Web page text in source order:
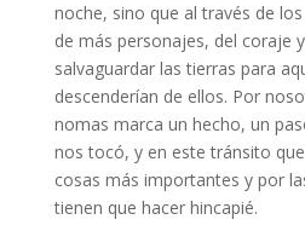
noche, sino que al través de
de más personajes, del coraje
salvaguardar las tierras para
descenderían de ellos. Por
nomas marca un hecho, un
nos tocó, y en este tránsito
cosas más importantes y por
tienen que hacer hincapié.